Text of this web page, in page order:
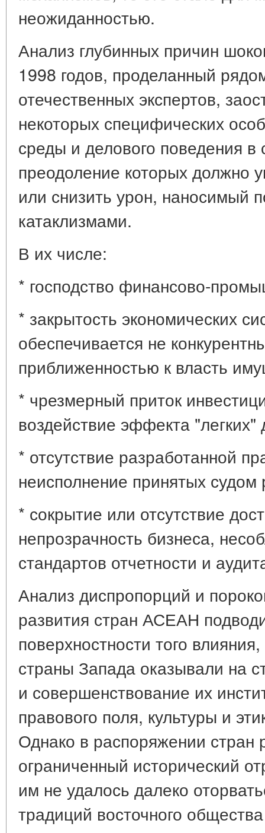
неожиданностью.
Анализ глубинных причин
1998 годов, проделанный
отечественных экспертов,
некоторых специфических
среды и делового поведения
преодоление которых должно
или снизить урон, наносимый
катаклизмами.
В их числе:
* господство финансово-
* закрытость экономических
обеспечивается не
приближенностью к власть
* чрезмерный приток
воздействие эффекта "легких"
* отсутствие разработанной
неисполнение принятых
* сокрытие или отсутствие
непрозрачность бизнеса,
стандартов отчетности и
Анализ диспропорций и
развития стран АСЕАН
поверхностности того
страны Запада оказывали на
и совершенствование их
правового поля, культуры и
Однако в распоряжении стран
ограниченный исторический
им не удалось далеко
традиций восточного